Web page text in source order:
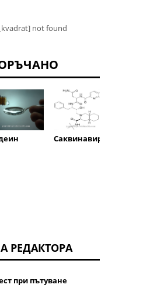
not found
Саквинавир
РЕДАКТОРА
при пътуване